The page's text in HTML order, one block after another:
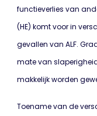
functieverlies van
(HE) komt voor in
gevallen van ALF.
mate van
makkelijk worden
Toename van de